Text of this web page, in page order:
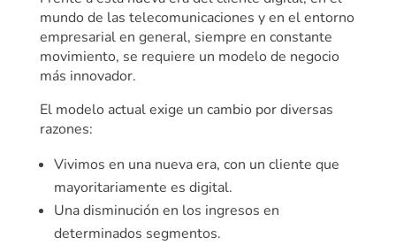
mundo de las telecomunicaciones y en el entorno
empresarial en general, siempre en constante
movimiento, se requiere un modelo de negocio
más innovador.
El modelo actual exige un cambio por diversas
razones:
Vivimos en una nueva era, con un cliente que
mayoritariamente es digital.
Una disminución en los ingresos en
determinados segmentos.